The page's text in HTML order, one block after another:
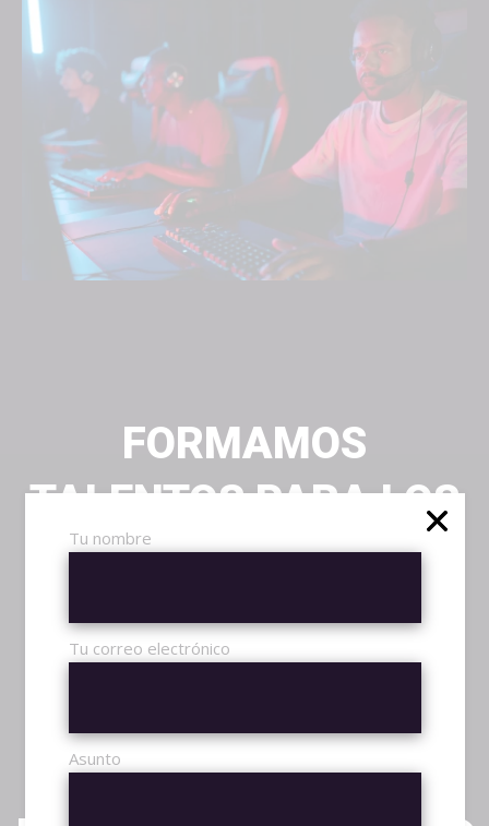
Tu nombre
Tu correo electrónico
Asunto
FORMAMOS
TALENTOS PARA LOS
TORNEOS DE E-
SPORTS
TORNEOS